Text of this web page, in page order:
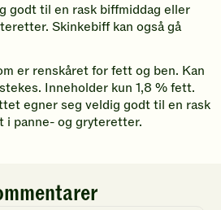
godt til en rask biffmiddag eller
Skinkebiff kan også gå
er renskåret for fett og ben. Kan
Inneholder kun 1,8 % fett.
egner seg veldig godt til en rask
i panne- og gryteretter.